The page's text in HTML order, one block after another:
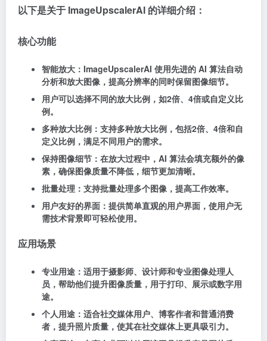
以下是关于 ImageUpscalerAI 的详细介绍：
核心功能
智能放大：ImageUpscalerAI 使用先进的 AI 算法自动
分析和放大图像，提高分辨率的同时保留图像细节。
用户可以选择不同的放大比例，如2倍、4倍或自定义比
例。
多种放大比例：支持多种放大比例，包括2倍、4倍和自
定义比例，满足不同用户的需求。
保持图像细节：在放大过程中，AI 算法会填充额外的像
素，确保图像质量不降低，细节更加清晰。
批量处理：支持批量处理多个图像，提高工作效率。
用户友好的界面：提供简单直观的用户界面，使用户无
需技术背景即可轻松使用。
应用场景
专业用途：适用于摄影师、设计师和专业图像处理人
员，帮助他们提升图像质量，用于打印、展示或数字用
途。
个人用途：适合社交媒体用户、博客作者和普通消费
者，提升照片质量，使其在社交媒体上更具吸引力。